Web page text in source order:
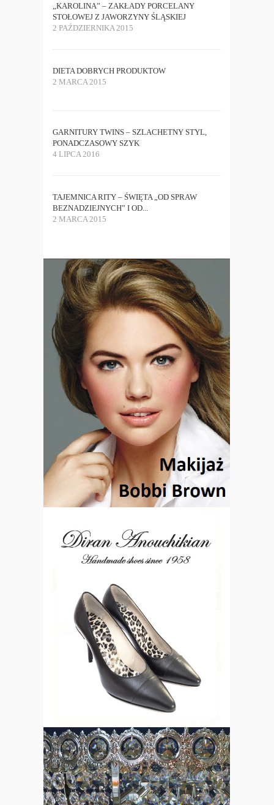
„KAROLINA” – ZAKŁADY PORCELANY
STOŁOWEJ Z JAWORZYNY ŚLĄSKIEJ
2 PAŹDZIERNIKA 2015
DIETA DOBRYCH PRODUKTOW
2 MARCA 2015
GARNITURY TWINS – SZLACHETNY STYL,
PONADCZASOWY SZYK
4 LIPCA 2016
TAJEMNICA RITY – ŚWIĘTA „OD SPRAW
BEZNADZIEJNYCH” I OD...
2 MARCA 2015